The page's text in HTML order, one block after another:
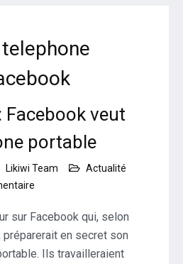
telephone
Facebook veut
portable
Likiwi Team
Actualité
secret
Facebook
veut
sur Facebook qui, selon
préparerait en secret son
Ils travailleraient